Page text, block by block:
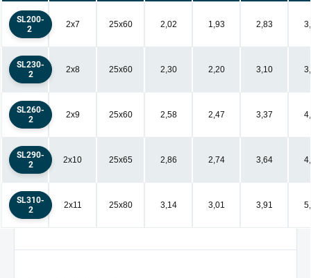
SL200-
2
2x7 25x60 2,02 1,93 2,83
SL230-
2
2x8 25x60 2,30 2,20 3,10
SL260-
2
2x9 25x60 2,58 2,47 3,37
SL290-
2
2x10 25x65 2,86 2,74 3,64
SL310-
2
2x11 25x80 3,14 3,01 3,91